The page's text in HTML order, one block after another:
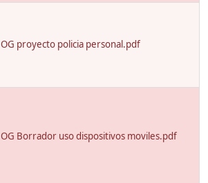
OG proyecto policia personal.pdf
OG Borrador uso dispositivos moviles.pdf